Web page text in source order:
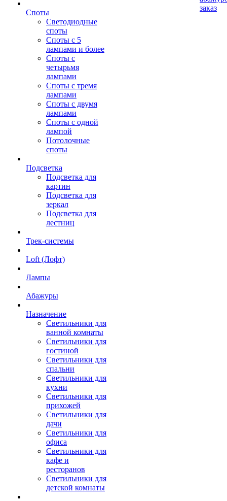
Споты
Светодиодные
споты
Споты с 5
лампами и более
Споты с
четырьмя
лампами
Споты с тремя
лампами
Споты с двумя
лампами
Споты с одной
лампой
Потолочные
споты
Подсветка
Подсветка для
картин
Подсветка для
зеркал
Подсветка для
лестниц
Трек-системы
Loft (Лофт)
Лампы
Абажуры
Назначение
Светильники для
ванной комнаты
Светильники для
гостиной
Светильники для
спальни
Светильники для
кухни
Светильники для
прихожей
Светильники для
дачи
Светильники для
офиса
Светильники для
кафе и
ресторанов
Светильники для
детской комнаты
заказ